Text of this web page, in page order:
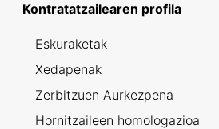
Kontratatzailearen profila
Eskuraketak
Xedapenak
Zerbitzuen Aurkezpena
Hornitzaileen homologazioa